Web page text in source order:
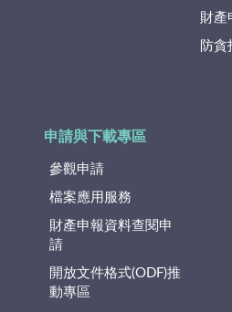
財產
防貪
申請與下載專區
參觀申請
檔案應用服務
財產申報資料查閱申
請
開放文件格式(ODF)推
動專區